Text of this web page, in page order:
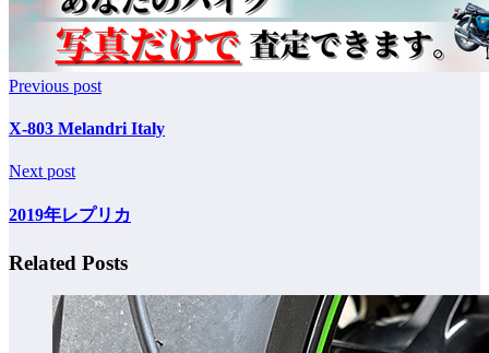
Previous post
X-803 Melandri Italy
Next post
2019年レプリカ
Related Posts